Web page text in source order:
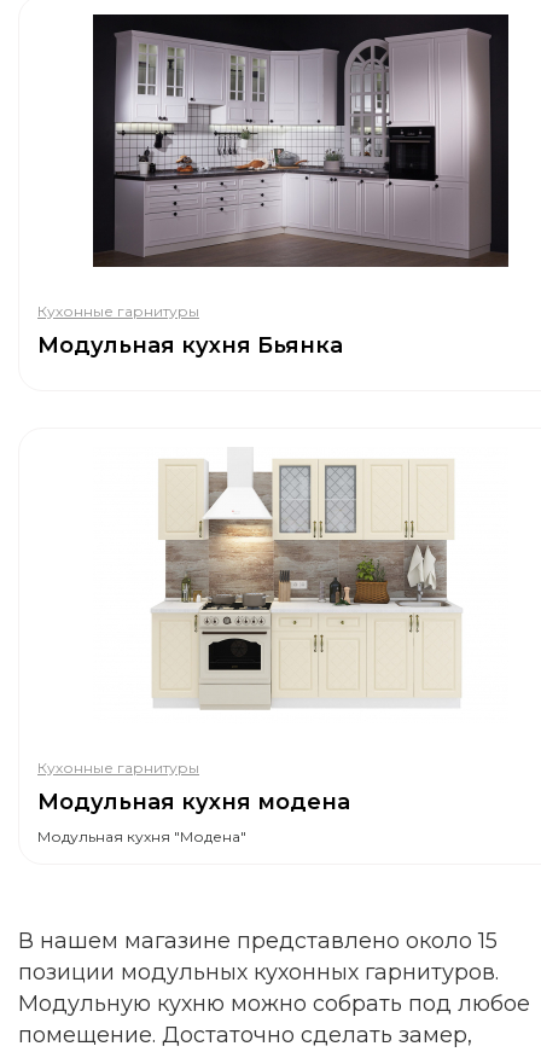
Кухонные гарнитуры
Модульная кухня Бьянка
Кухонные гарнитуры
Модульная кухня модена
Модульная кухня "Модена"
В нашем магазине представлено около 15
позиции модульных кухонных гарнитуров.
Модульную кухню можно собрать под любое
помещение. Достаточно сделать замер,